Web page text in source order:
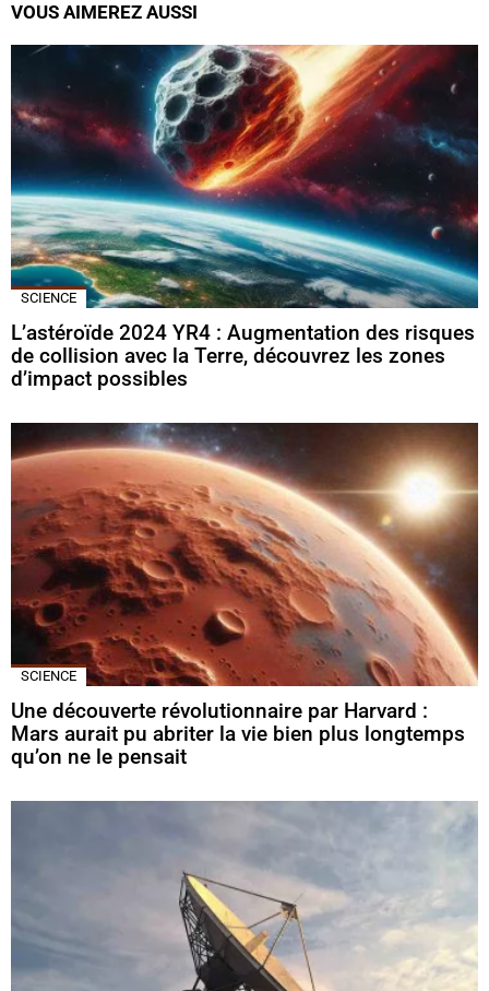
VOUS AIMEREZ AUSSI
SCIENCE
L’astéroïde 2024 YR4 : Augmentation des risques
de collision avec la Terre, découvrez les zones
d’impact possibles
SCIENCE
Une découverte révolutionnaire par Harvard :
Mars aurait pu abriter la vie bien plus longtemps
qu’on ne le pensait